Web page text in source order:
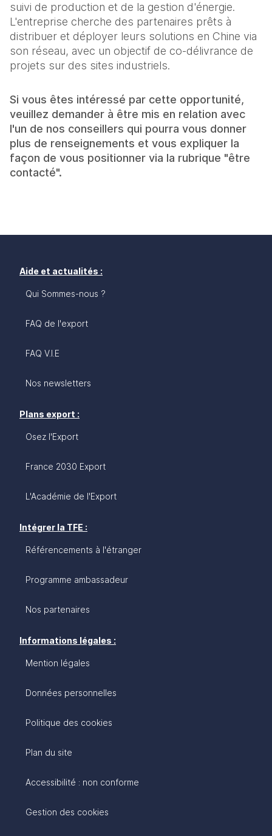
suivi de production et de la gestion d'énergie.
L'entreprise cherche des partenaires prêts à
distribuer et déployer leurs solutions en Chine via
son réseau, avec un objectif de co-délivrance de
projets sur des sites industriels.
Si vous êtes intéressé par cette opportunité,
veuillez demander à être mis en relation avec
l'un de nos conseillers qui pourra vous donner
plus de renseignements et vous expliquer la
façon de vous positionner via la rubrique "être
contacté".
Aide et actualités :
Qui Sommes-nous ?
FAQ de l'export
FAQ V.I.E
Nos newsletters
Plans export :
Osez l'Export
France 2030 Export
L'Académie de l'Export
Intégrer la TFE :
Référencements à l'étranger
Programme ambassadeur
Nos partenaires
Informations légales :
Mention légales
Données personnelles
Politique des cookies
Plan du site
Accessibilité : non conforme
Gestion des cookies